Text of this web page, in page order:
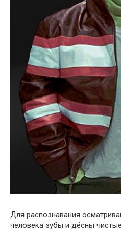
Для распознавания
человека зубы и дёсны